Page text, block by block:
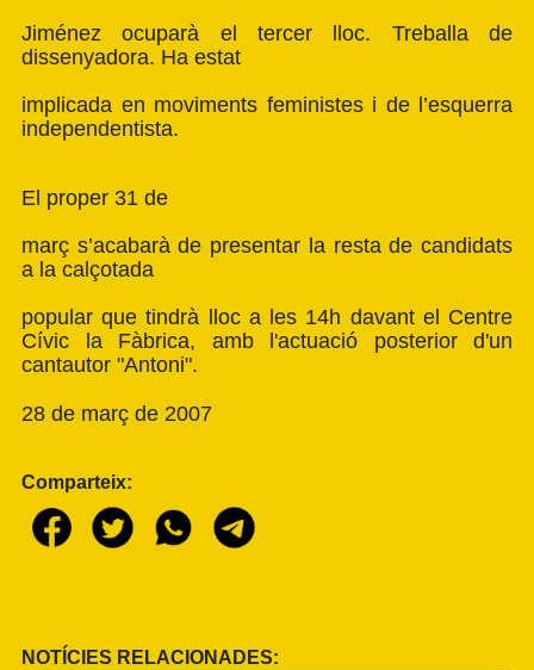
Jiménez ocuparà el tercer lloc. Treballa de
dissenyadora. Ha estat
implicada en moviments feministes i de l’esquerra
independentista.
El proper 31 de
març s’acabarà de presentar la resta de candidats
a la calçotada
popular que tindrà lloc a les 14h davant el Centre
Cívic la Fàbrica, amb l'actuació posterior d'un
cantautor "Antoni".
28 de març de 2007
Comparteix:
NOTÍCIES RELACIONADES: